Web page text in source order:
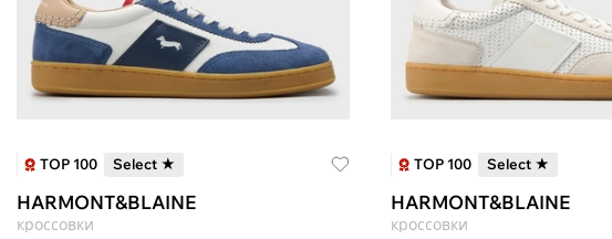
TOP 100 Select ★
HARMONT&BLAINE
кроссовки
TOP 100 Select ★
HARMONT&BLAINE
кроссовки